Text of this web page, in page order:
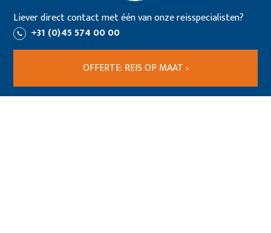
Liever direct contact met één van onze reisspecialisten?
+31 (0)45 574 00 00
OFFERTE: REIS OP MAAT ›